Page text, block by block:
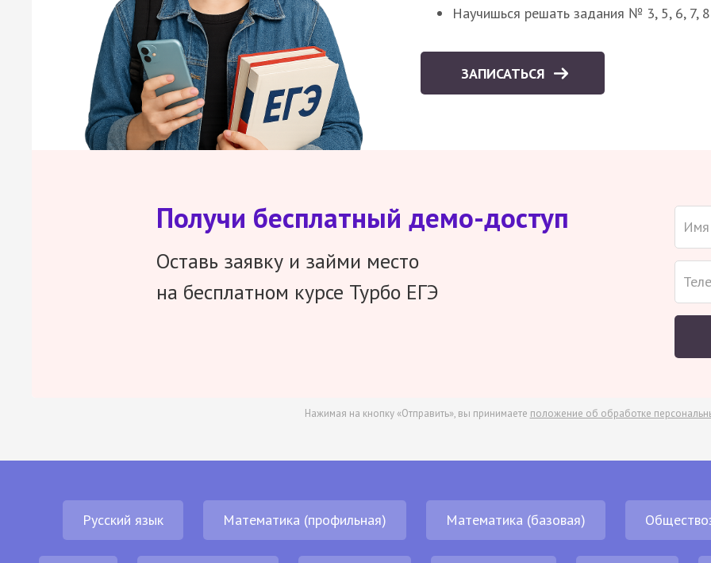
Научишься решать задания № 3, 5, 6, 7,
ЗАПИСАТЬСЯ
Получи бесплатный демо-доступ
Оставь заявку и займи место
на бесплатном курсе Турбо ЕГЭ
Нажимая на кнопку «Отправить», вы принимаете положение об обработке
Русский язык Математика (профильная) Математика (базовая)